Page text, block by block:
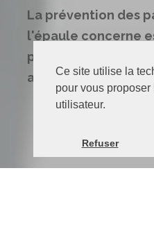
Ce site utilise la
pour vous
utilisateur.
Refuser
La prévention des
l'épaule concerne
prévention des
aux tendons de la